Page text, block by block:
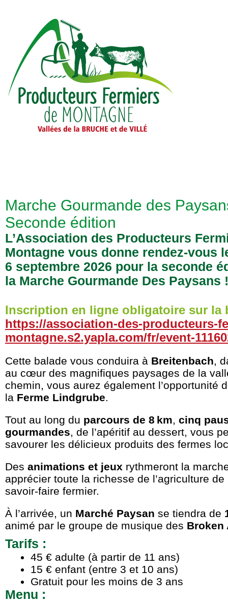
Marche Gourmande des
Seconde édition
L’Association des Producteurs
Montagne vous donne rendez-vous
6 septembre 2026 pour la seconde
la Marche Gourmande Des Paysans !
Inscription en ligne obligatoire sur la
https://association-des-producteurs-
montagne.s2.yapla.com/fr/event-
Cette balade vous conduira à Breitenbach,
au cœur des magnifiques paysages de la
chemin, vous aurez également l’opportunité
la Ferme Lindgrube.
Tout au long du parcours de 8 km, cinq
gourmandes, de l’apéritif au dessert, vous
savourer les délicieux produits des fermes
Des animations et jeux rythmeront la
apprécier toute la richesse de l’agriculture
savoir-faire fermier.
À l’arrivée, un Marché Paysan se tiendra de
animé par le groupe de musique des Broken
Tarifs :
45 € adulte (à partir de 11 ans)
15 € enfant (entre 3 et 10 ans)
Gratuit pour les moins de 3 ans
Menu :